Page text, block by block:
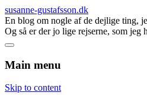
susanne-gustafsson.dk
En blog om nogle af de dejlige ting,
Og så er der jo lige rejserne, som
Main menu
Skip to content